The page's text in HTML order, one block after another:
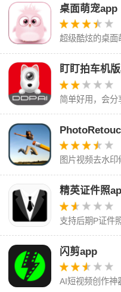
桌面萌宠app
超级酷炫的桌面
盯盯拍车机
简单好用，会分
图片视频去水印
精英证件照
支持后期P证件
闪剪app
AI短视频创作神